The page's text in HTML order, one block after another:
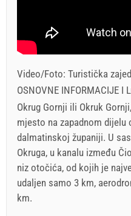
Video/Foto: Turistička
OSNOVNE INFORMACIJE I
Okrug Gornji ili Okruk
mjesto na zapadnom dijelu
dalmatinskoj županiji. U
Okruga, u kanalu između
niz otočića, od kojih je
udaljen samo 3 km,
km.